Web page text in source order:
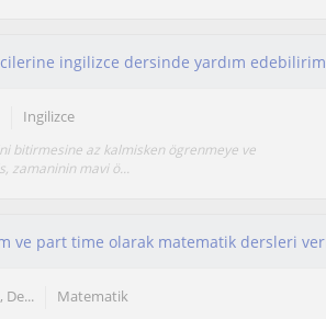
ingilizce dersinde yardım edebilirim
Ingilizce
bitirmesine az kalmisken ögrenmeye ve
zamaninin mavi ö...
De... Matematik